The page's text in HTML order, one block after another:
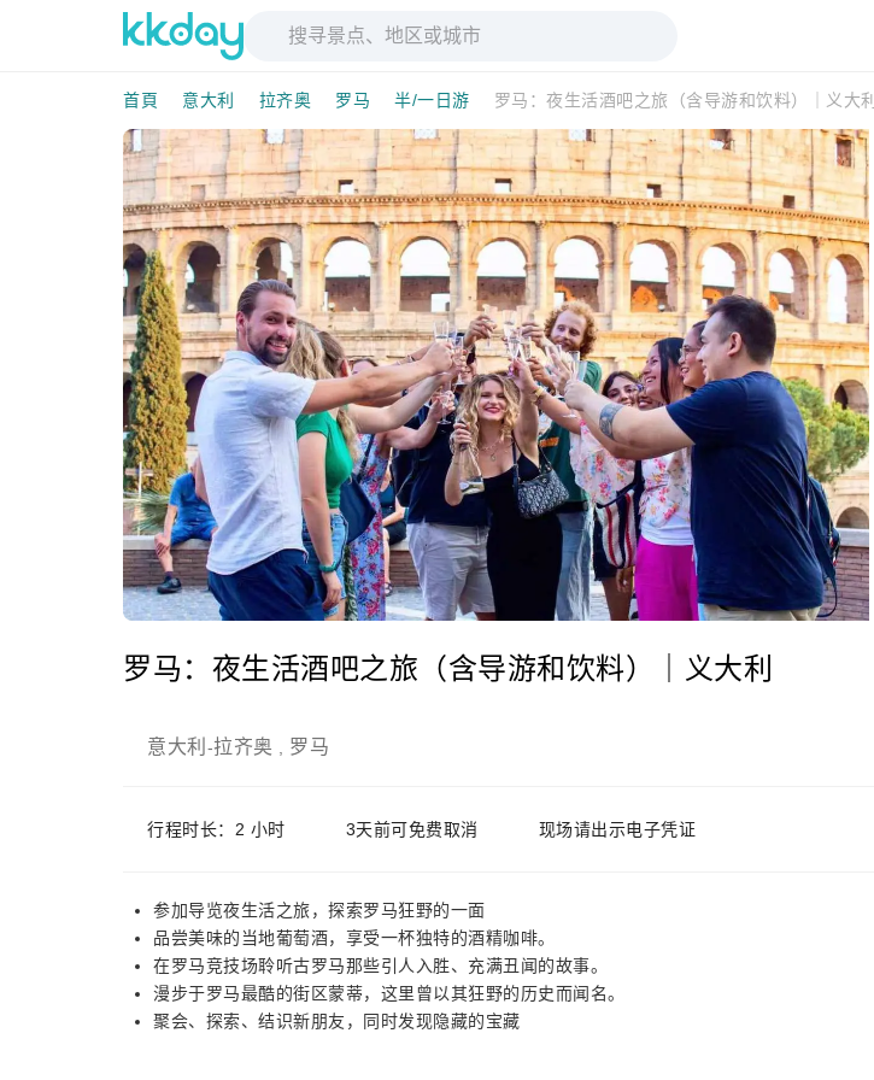
首頁 意大利 拉齐奥 罗马 半/一日游 罗马：夜生活酒吧之旅（含导游和饮料）｜义大利
罗马：夜生活酒吧之旅（含导游和饮料）｜义大利
意大利 -拉齐奥 罗马
行程时长：2 小时 3天前可免费取消 现场请出示电子凭证
参加导览夜生活之旅，探索罗马狂野的一面
品尝美味的当地葡萄酒，享受一杯独特的酒精咖啡。
在罗马竞技场聆听古罗马那些引人入胜、充满丑闻的故事。
漫步于罗马最酷的街区蒙蒂，这里曾以其狂野的历史而闻名。
聚会、探索、结识新朋友，同时发现隐藏的宝藏